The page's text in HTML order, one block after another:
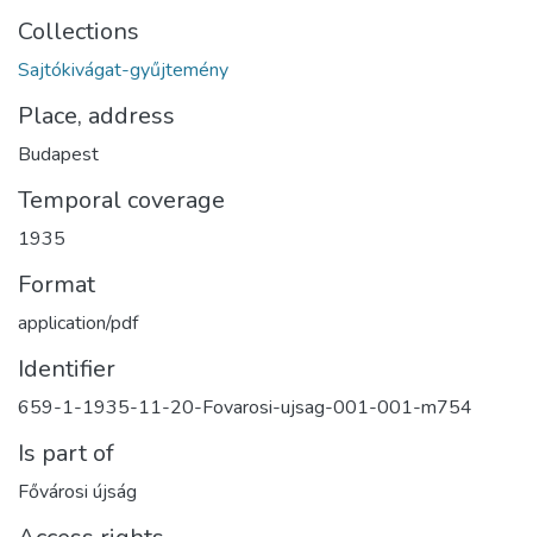
Collections
Sajtókivágat-gyűjtemény
Place, address
Budapest
Temporal coverage
1935
Format
application/pdf
Identifier
659-1-1935-11-20-Fovarosi-ujsag-001-001-m754
Is part of
Fővárosi újság